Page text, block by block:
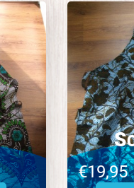
S
€19,95